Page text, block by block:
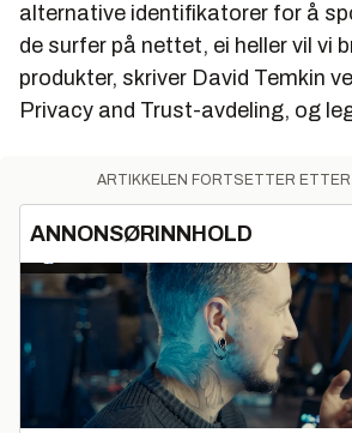
alternative identifikatorer for å
de surfer på nettet, ei heller vil vi
produkter, skriver David Temkin
Privacy and Trust-avdeling, og
ARTIKKELEN FORTSETTER
ANNONSØRINNHOLD